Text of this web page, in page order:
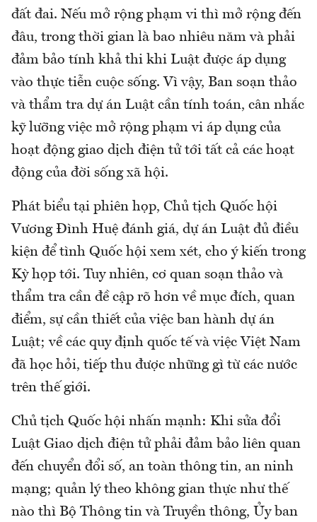
đất đai. Nếu mở rộng phạm vi thì mở rộng đến
đâu, trong thời gian là bao nhiêu năm và phải
đảm bảo tính khả thi khi Luật được áp dụng
vào thực tiễn cuộc sống. Vì vậy, Ban soạn thảo
và thẩm tra dự án Luật cần tính toán, cân nhắc
kỹ lưỡng việc mở rộng phạm vi áp dụng của
hoạt động giao dịch điện tử tới tất cả các hoạt
động của đời sống xã hội.
Phát biểu tại phiên họp, Chủ tịch Quốc hội
Vương Đình Huệ đánh giá, dự án Luật đủ điều
kiện để tình Quốc hội xem xét, cho ý kiến trong
Kỳ họp tới. Tuy nhiên, cơ quan soạn thảo và
thẩm tra cần đề cập rõ hơn về mục đích, quan
điểm, sự cần thiết của việc ban hành dự án
Luật; về các quy định quốc tế và việc Việt Nam
đã học hỏi, tiếp thu được những gì từ các nước
trên thế giới.
Chủ tịch Quốc hội nhấn mạnh: Khi sửa đổi
Luật Giao dịch điện tử phải đảm bảo liên quan
đến chuyển đổi số, an toàn thông tin, an ninh
mạng; quản lý theo không gian thực như thế
nào thì Bộ Thông tin và Truyền thông, Ủy ban